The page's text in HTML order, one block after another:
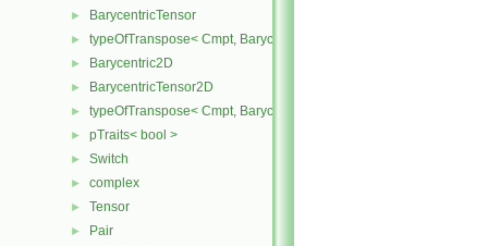
► BarycentricTensor
► typeOfTranspose< Cmpt, BarycentricTensor< Cmpt > >
► Barycentric2D
► BarycentricTensor2D
► typeOfTranspose< Cmpt, BarycentricTensor2D< Cmpt > >
► pTraits< bool >
► Switch
► complex
► Tensor
► Pair